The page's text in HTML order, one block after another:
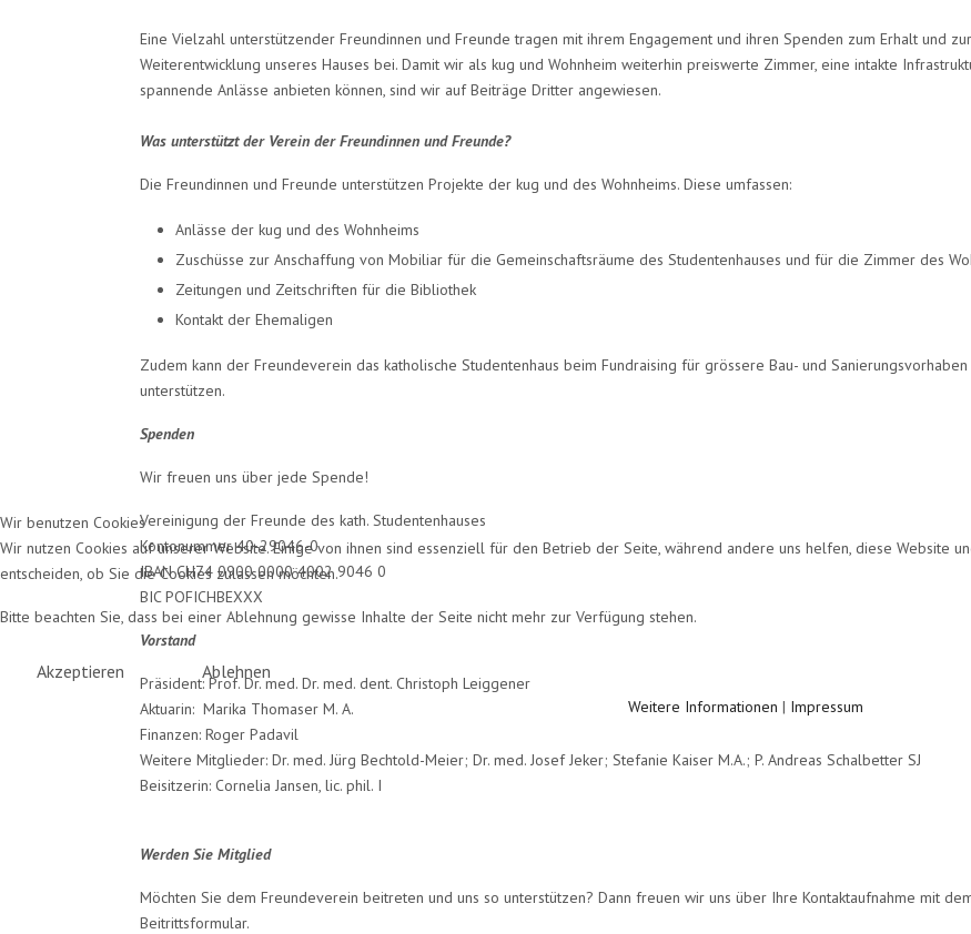
Eine Vielzahl unterstützender Freundinnen und Freunde tragen mit ihrem Engagement und ihren Spenden zum Erhalt und zur
Weiterentwicklung unseres Hauses bei. Damit wir als kug und Wohnheim weiterhin preiswerte Zimmer, eine intakte
spannende Anlässe anbieten können, sind wir auf Beiträge Dritter angewiesen.
Was unterstützt der Verein der Freundinnen und Freunde?
Die Freundinnen und Freunde unterstützen Projekte der kug und des Wohnheims. Diese umfassen:
Anlässe der kug und des Wohnheims
Zuschüsse zur Anschaffung von Mobiliar für die Gemeinschaftsräume des Studentenhauses und für die Zimmer des
Zeitungen und Zeitschriften für die Bibliothek
Kontakt der Ehemaligen
Zudem kann der Freundeverein das katholische Studentenhaus beim Fundraising für grössere Bau- und Sanierungsvorhaben
unterstützen.
Spenden
Wir freuen uns über jede Spende!
Vereinigung der Freunde des kath. Studentenhauses
Kontonummer 40-29046-0
IBAN CH74 0900 0000 4002 9046 0
BIC POFICHBEXXX
Vorstand
Präsident: Prof. Dr. med. Dr. med. dent. Christoph Leiggener
Aktuarin: Marika Thomaser M. A.
Finanzen: Roger Padavil
Weitere Mitglieder: Dr. med. Jürg Bechtold-Meier; Dr. med. Josef Jeker; Stefanie Kaiser M.A.; P. Andreas Schalbetter SJ
Beisitzerin: Cornelia Jansen, lic. phil. I
Werden Sie Mitglied
Möchten Sie dem Freundeverein beitreten und uns so unterstützen? Dann freuen wir uns über Ihre Kontaktaufnahme mit
Beitrittsformular.
Wir benutzen Cookies
Wir nutzen Cookies auf unserer Website. Einige von ihnen sind essenziell für den Betrieb der Seite, während andere uns helfen, diese Website
entscheiden, ob Sie die Cookies zulassen möchten.
Bitte beachten Sie, dass bei einer Ablehnung gewisse Inhalte der Seite nicht mehr zur Verfügung stehen.
Akzeptieren Ablehnen
Weitere Informationen | Impressum